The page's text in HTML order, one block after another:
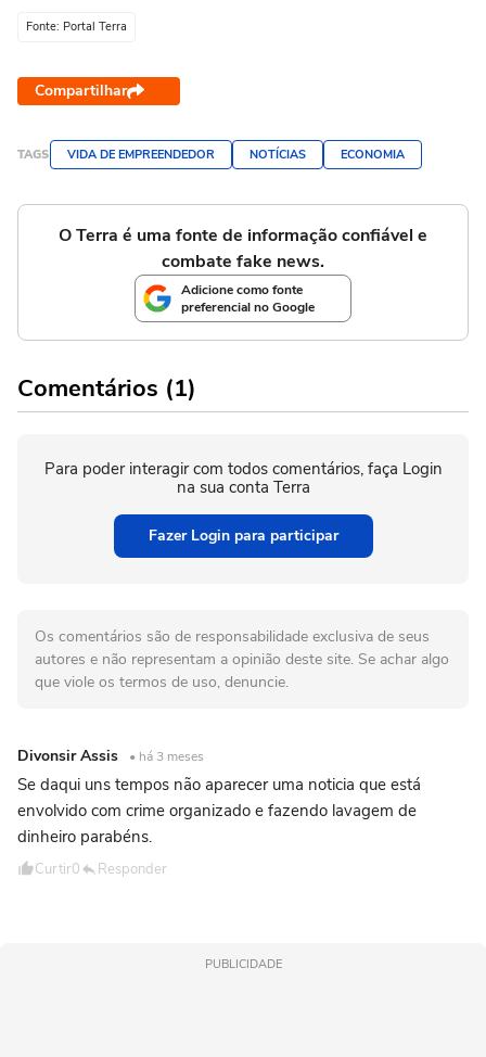
Fonte: Portal Terra
Compartilhar
TAGS VIDA DE EMPREENDEDOR NOTÍCIAS ECONOMIA
O Terra é uma fonte de informação confiável e
combate fake news.
Adicione como fonte
preferencial no Google
Comentários (1)
Para poder interagir com todos comentários, faça Login
na sua conta Terra
Fazer Login para participar
Os comentários são de responsabilidade exclusiva de seus
autores e não representam a opinião deste site. Se achar algo
que viole os termos de uso, denuncie.
Divonsir Assis • há 3 meses
Se daqui uns tempos não aparecer uma noticia que está
envolvido com crime organizado e fazendo lavagem de
dinheiro parabéns.
Curtir0 Responder
PUBLICIDADE